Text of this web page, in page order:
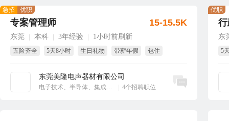
专案管理师
东莞 本科 3年经验 1小时前刷新
五险齐全 5天8小时 生日礼物 带薪年假 包住
东莞美隆电声器材有限公司
电子技术、半导体、集成电路 4个招聘职位
急招 优职
15-15.5K
立即沟通
东
5
优职